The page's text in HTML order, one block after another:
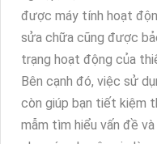
được máy tính hoạt
sửa chữa cũng được
trạng hoạt động của
Bên cạnh đó, việc sử
còn giúp bạn tiết kiệm
mẫm tìm hiểu vấn đề